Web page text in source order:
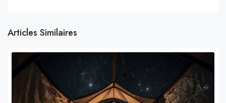
Articles Similaires